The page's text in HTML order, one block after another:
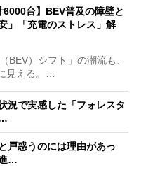
6000台】BEV普及の障壁と
」「充電のストレス」解
）シフト」の潮流も、
見える。…
況で実感した「フォレスタ
戸惑うのには理由があっ
…